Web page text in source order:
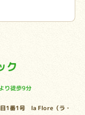
り徒歩9分
1番1号 la Flore（ラ・